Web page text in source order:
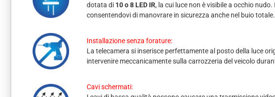
dotata di 10 o 8 LED IR, la cui luce non è visibile a occhio
consentendovi di manovrare in sicurezza anche nel buio totale.
Installazione senza forature:
La telecamera si inserisce perfettamente al posto della luce
intervenire meccanicamente sulla carrozzeria del veicolo
Cavi schermati: